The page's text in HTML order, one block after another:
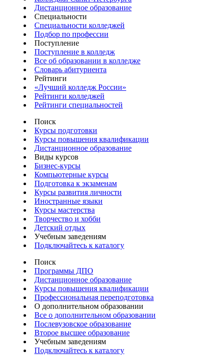
Дистанционное образование
Специальности
Специальности колледжей
Подбор по профессии
Поступление
Поступление в колледж
Все об образовании в колледже
Словарь абитуриента
Рейтинги
«Лучший колледж России»
Рейтинги колледжей
Рейтинги специальностей
Поиск
Курсы подготовки
Курсы повышения квалификации
Дистанционное образование
Виды курсов
Бизнес-курсы
Компьютерные курсы
Подготовка к экзаменам
Курсы развития личности
Иностранные языки
Курсы мастерства
Творчество и хобби
Детский отдых
Учебным заведениям
Подключайтесь к каталогу
Поиск
Программы ДПО
Дистанционное образование
Курсы повышения квалификации
Профессиональная переподготовка
О дополнительном образовании
Все о дополнительном образовании
Послевузовское образование
Второе высшее образование
Учебным заведениям
Подключайтесь к каталогу